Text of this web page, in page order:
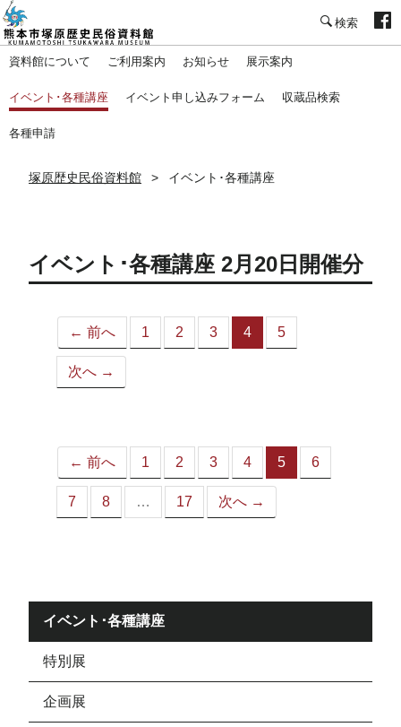
資料館について ご利用案内 お知らせ 展示案内
イベント･各種講座 イベント申し込みフォーム 収蔵品検索
各種申請
塚原歴史民俗資料館 イベント･各種講座
イベント･各種講座 2月20日開催分
← 前へ 1 2 3 4
（こ
5
次へ →
← 前へ 1 2 3 4 5
（こ
6
7 8 … 17 次へ →
イベント･各種講座
特別展
企画展